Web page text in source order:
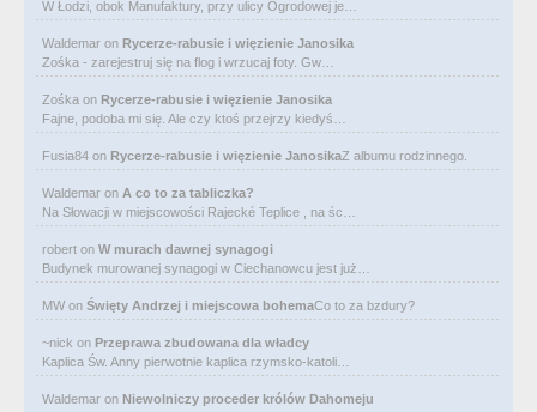
W Łodzi, obok Manufaktury, przy ulicy Ogrodowej je…
Waldemar on Rycerze-rabusie i więzienie Janosika
Zośka - zarejestruj się na flog i wrzucaj foty. Gw…
Zośka on Rycerze-rabusie i więzienie Janosika
Fajne, podoba mi się. Ale czy ktoś przejrzy kiedyś…
Fusia84 on Rycerze-rabusie i więzienie JanosikaZ albumu rodzinnego.
Waldemar on A co to za tabliczka?
Na Słowacji w miejscowości Rajecké Teplice , na śc…
robert on W murach dawnej synagogi
Budynek murowanej synagogi w Ciechanowcu jest już…
MW on Święty Andrzej i miejscowa bohemaCo to za bzdury?
~nick on Przeprawa zbudowana dla władcy
Kaplica Św. Anny pierwotnie kaplica rzymsko-katoli…
Waldemar on Niewolniczy proceder królów Dahomeju